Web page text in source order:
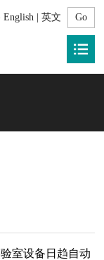
English | 英文
室设备日趋自动